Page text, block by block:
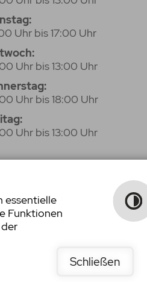
Uhr bis 17:00 Uhr
Uhr bis 13:00 Uhr
Uhr bis 18:00 Uhr
Uhr bis 13:00 Uhr
Schriftgröße
essentielle
Funktionen
Schließen